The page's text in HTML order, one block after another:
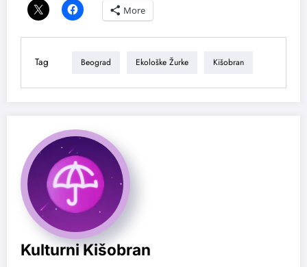
More
Tag Beograd Ekološke Žurke Kišobran
Kulturni Kišobran